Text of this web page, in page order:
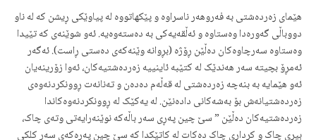
هێمای زەردەشتی بە فەروهەر ناسراوە و پێکهاتووە لە پیاوێکی ڕیشن کە لە ناو
دووباڵی گەورەدا وەستاوە و ئەڵقەیەکی بە دەستەوەیە. ئەو شوێنەی کە تێیدا
وەستاوە سەرچاوەکان دەڵێن ڕۆژە (بڕوانە وێنەکەی دەستی ڕاست). ئەگەر
ئەمڕۆ بچیتە سەر هەندێک لە کتێبە ئاینییە زەردەشتیەکان، ئەوا زۆرینەیان
ئەو هێمایە بە بنەچە زەردەشتی لە قەڵەم دەدەن و تەنانەت ڕوونکردنەوەی
زەردەشتیانەش بۆ بەشەکانی دادەنێن. لە یەکێک لە ڕوونکردنەوەکاندا
زەردەشتیەکان دەڵێن ” سێ چین پەڕی سەر باڵەکە نوێنەرایەتی وتەی چاک،
بیری چاک و کرداری چاک دەکات لە کاتێکدا کە سێ چین پەرەکەی سەر کلکی